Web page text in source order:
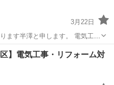
3月22日
澤と申します。 電気工事
リフォーム工事に伴う電気工事
電盤
】電気工事・リフォーム対